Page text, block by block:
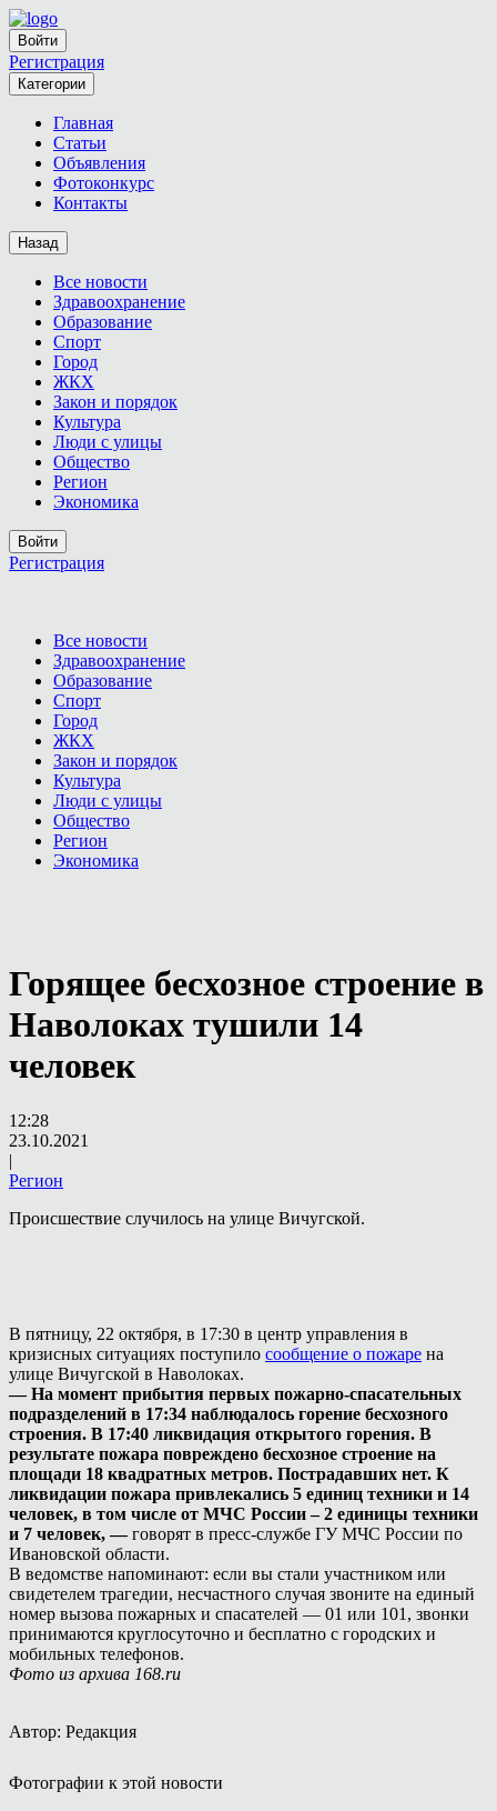
Войти
Регистрация
Категории
Главная
Статьи
Объявления
Фотоконкурс
Контакты
Назад
Все новости
Здравоохранение
Образование
Спорт
Город
ЖКХ
Закон и порядок
Культура
Люди с улицы
Общество
Регион
Экономика
Войти
Регистрация
Все новости
Здравоохранение
Образование
Спорт
Город
ЖКХ
Закон и порядок
Культура
Люди с улицы
Общество
Регион
Экономика
Горящее бесхозное строение в
Наволоках тушили 14
человек
12:28
23.10.2021
|
Регион
Происшествие случилось на улице Вичугской.
В пятницу, 22 октября, в 17:30 в центр управления в
кризисных ситуациях поступило сообщение о пожаре на
улице Вичугской в Наволоках.
— На момент прибытия первых пожарно-спасательных
подразделений в 17:34 наблюдалось горение бесхозного
строения. В 17:40 ликвидация открытого горения. В
результате пожара повреждено бесхозное строение на
площади 18 квадратных метров. Пострадавших нет. К
ликвидации пожара привлекались 5 единиц техники и 14
человек, в том числе от МЧС России – 2 единицы техники
и 7 человек, —говорят в пресс-службе ГУ МЧС России по
Ивановской области.
В ведомстве напоминают: если вы стали участником или
свидетелем трагедии, несчастного случая звоните на единый
номер вызова пожарных и спасателей — 01 или 101, звонки
принимаются круглосуточно и бесплатно с городских и
мобильных телефонов.
Фото из архива 168.ru
Автор: Редакция
Фотографии к этой новости